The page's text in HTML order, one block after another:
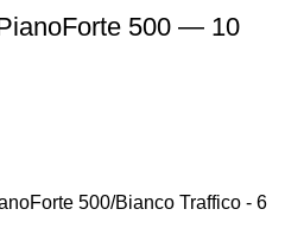
500 — 10